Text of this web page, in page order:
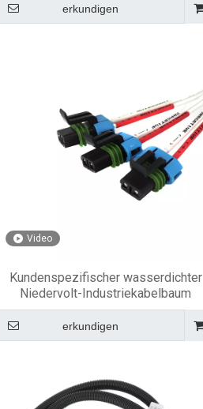
erkundigen
Video
Kundenspezifischer wasserdichter
Niedervolt-Industriekabelbaum
erkundigen